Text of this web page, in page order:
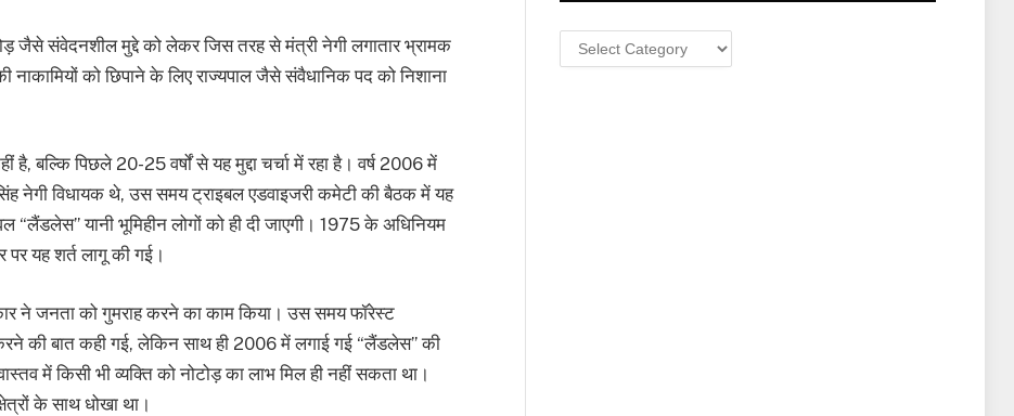
जैसे संवेदनशील मुद्दे को लेकर जिस तरह से मंत्री नेगी लगातार भ्रामक
को छिपाने के लिए राज्यपाल जैसे संवैधानिक पद को निशाना
बल्कि पिछले 20-25 वर्षों से यह मुद्दा चर्चा में रहा है। वर्ष 2006 में
नेगी विधायक थे, उस समय ट्राइबल एडवाइजरी कमेटी की बैठक में यह
“लैंडलेस” यानी भूमिहीन लोगों को ही दी जाएगी। 1975 के अधिनियम
पर यह शर्त लागू की गई।
ने जनता को गुमराह करने का काम किया। उस समय फॉरेस्ट
की बात कही गई, लेकिन साथ ही 2006 में लगाई गई “लैंडलेस” की
में किसी भी व्यक्ति को नोटोड़ का लाभ मिल ही नहीं सकता था।
के साथ धोखा था।
Categories